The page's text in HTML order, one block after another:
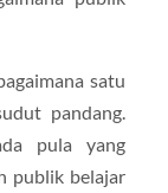
satu
pandang.
pula yang
publik belajar